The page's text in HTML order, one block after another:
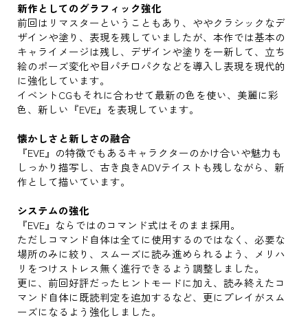
新作としてのグラフィック強化
前回はリマスターということもあり、ややクラシックなデ
ザインや塗り、表現を残していましたが、本作では基本の
キャライメージは残し、デザインや塗りを一新して、立ち
絵のポーズ変化や目パチ口パクなどを導入し表現を現代的
に強化しています。
イベントCGもそれに合わせて最新の色を使い、美麗に彩
色、新しい『EVE』を表現しています。
懐かしさと新しさの融合
『EVE』の特徴でもあるキャラクターのかけ合いや魅力も
しっかり描写し、古き良きADVテイストも残しながら、新
作として描いています。
システムの強化
『EVE』ならではのコマンド式はそのまま採用。
ただしコマンド自体は全てに使用するのではなく、必要な
場所のみに絞り、スムーズに読み進められるよう、メリハ
リをつけストレス無く進行できるよう調整しました。
更に、前回好評だったヒントモードに加え、読み終えたコ
マンド自体に既読判定を追加するなど、更にプレイがスム
ーズになるよう強化しました。